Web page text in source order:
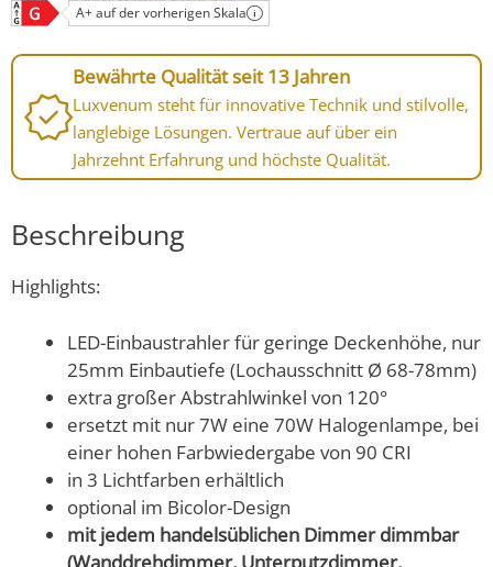
A+ auf der vorherigen Skala
Bewährte Qualität seit 13 Jahren
Luxvenum steht für innovative Technik und stilvolle,
langlebige Lösungen. Vertraue auf über ein
Jahrzehnt Erfahrung und höchste Qualität.
Beschreibung
Highlights:
LED-Einbaustrahler für geringe Deckenhöhe, nur
25mm Einbautiefe (Lochausschnitt Ø 68-78mm)
extra großer Abstrahlwinkel von 120°
ersetzt mit nur 7W eine 70W Halogenlampe, bei
einer hohen Farbwiedergabe von 90 CRI
in 3 Lichtfarben erhältlich
optional im Bicolor-Design
mit jedem handelsüblichen Dimmer dimmbar
(Wanddrehdimmer, Unterputzdimmer,